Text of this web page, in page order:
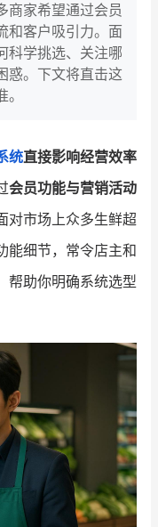
库
商家希望通过会员
和客户吸引力。面
科学挑选、关注哪
惑。下文将直击这
统直接影响经营效率
会员功能与营销活动
对市场上众多生鲜超
能细节，常令店主和
帮助你明确系统选型